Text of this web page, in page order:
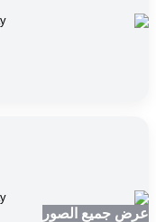
عرض جميع الصور